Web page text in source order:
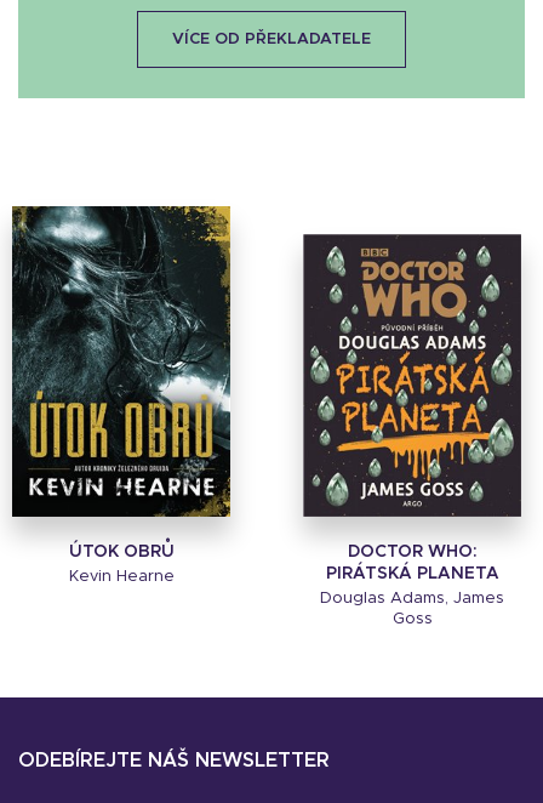
ÚTOK OBRŮ
Kevin Hearne
DOCTOR WHO:
PIRÁTSKÁ PLANETA
Douglas Adams, James
Goss
VÍCE OD PŘEKLADATELE
ODEBÍREJTE NÁŠ NEWSLETTER